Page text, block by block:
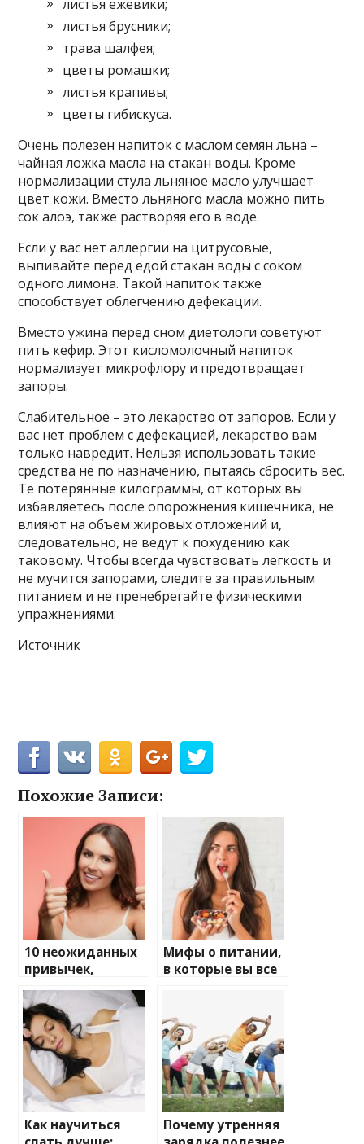
листья ежевики;
листья брусники;
трава шалфея;
цветы ромашки;
листья крапивы;
цветы гибискуса.
Очень полезен напиток с маслом семян льна –
чайная ложка масла на стакан воды. Кроме
нормализации стула льняное масло улучшает
цвет кожи. Вместо льняного масла можно пить
сок алоэ, также растворяя его в воде.
Если у вас нет аллергии на цитрусовые,
выпивайте перед едой стакан воды с соком
одного лимона. Такой напиток также
способствует облегчению дефекации.
Вместо ужина перед сном диетологи советуют
пить кефир. Этот кисломолочный напиток
нормализует микрофлору и предотвращает
запоры.
Слабительное – это лекарство от запоров. Если у
вас нет проблем с дефекацией, лекарство вам
только навредит. Нельзя использовать такие
средства не по назначению, пытаясь сбросить вес.
Те потерянные килограммы, от которых вы
избавляетесь после опорожнения кишечника, не
влияют на объем жировых отложений и,
следовательно, не ведут к похудению как
таковому. Чтобы всегда чувствовать легкость и
не мучится запорами, следите за правильным
питанием и не пренебрегайте физическими
упражнениями.
Источник
Похожие Записи:
10 неожиданных
привычек,
которые
улучшают
здоровье
Мифы о питании,
в которые вы все
Как научиться
Почему утренняя